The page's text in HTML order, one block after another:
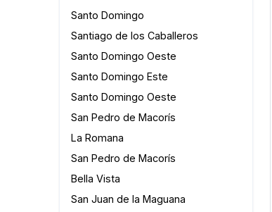
Santo Domingo
Santiago de los Caballeros
Santo Domingo Oeste
Santo Domingo Este
Santo Domingo Oeste
San Pedro de Macorís
La Romana
San Pedro de Macorís
Bella Vista
San Juan de la Maguana